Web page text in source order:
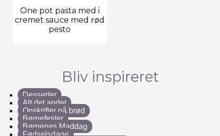
One pot pasta med i
cremet sauce med rød
pesto
Bliv inspireret
Desserter
Alt det andet
Opskrifter på brød
Børnefester
Børnenes Maddag